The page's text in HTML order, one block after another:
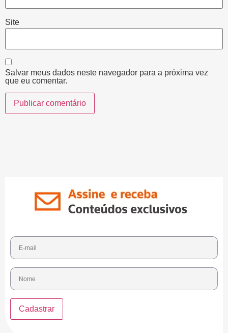
Site
Salvar meus dados neste navegador para a próxima vez
que eu comentar.